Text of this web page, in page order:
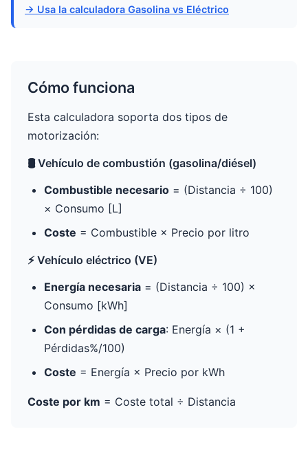
→ Usa la calculadora Gasolina vs Eléctrico
Cómo funciona
Esta calculadora soporta dos tipos de
motorización:
🛢️ Vehículo de combustión (gasolina/diésel)
Combustible necesario = (Distancia ÷ 100)
× Consumo [L]
Coste = Combustible × Precio por litro
⚡ Vehículo eléctrico (VE)
Energía necesaria = (Distancia ÷ 100) ×
Consumo [kWh]
Con pérdidas de carga: Energía × (1 +
Pérdidas%/100)
Coste = Energía × Precio por kWh
Coste por km = Coste total ÷ Distancia